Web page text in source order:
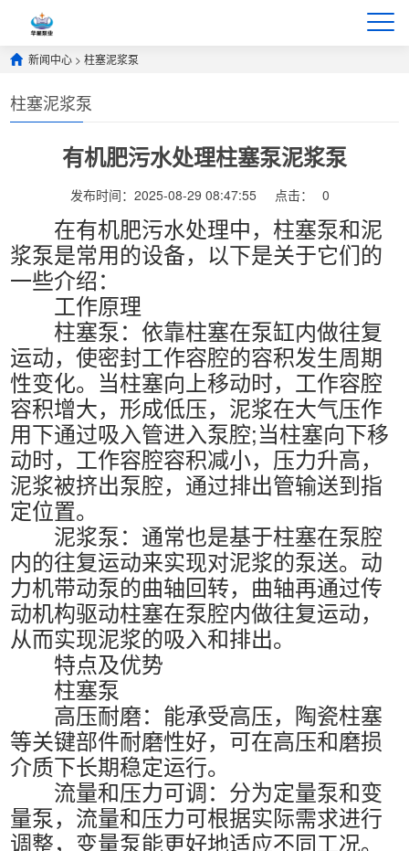
新闻中心 >柱塞泥浆泵
柱塞泥浆泵
有机肥污水处理柱塞泵泥浆泵
发布时间：2025-08-29 08:47:55 点击： 0
在有机肥污水处理中，柱塞泵和泥
浆泵是常用的设备，以下是关于它们的
一些介绍：
工作原理
柱塞泵：依靠柱塞在泵缸内做往复
运动，使密封工作容腔的容积发生周期
性变化。当柱塞向上移动时，工作容腔
容积增大，形成低压，泥浆在大气压作
用下通过吸入管进入泵腔;当柱塞向下移
动时，工作容腔容积减小，压力升高，
泥浆被挤出泵腔，通过排出管输送到指
定位置。
泥浆泵：通常也是基于柱塞在泵腔
内的往复运动来实现对泥浆的泵送。动
力机带动泵的曲轴回转，曲轴再通过传
动机构驱动柱塞在泵腔内做往复运动，
从而实现泥浆的吸入和排出。
特点及优势
柱塞泵
高压耐磨：能承受高压，陶瓷柱塞
等关键部件耐磨性好，可在高压和磨损
介质下长期稳定运行。
流量和压力可调：分为定量泵和变
量泵，流量和压力可根据实际需求进行
调整，变量泵能更好地适应不同工况。